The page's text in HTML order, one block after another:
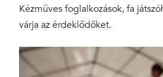
Kézműves foglalkozások, fa
várja az érdeklődőket.